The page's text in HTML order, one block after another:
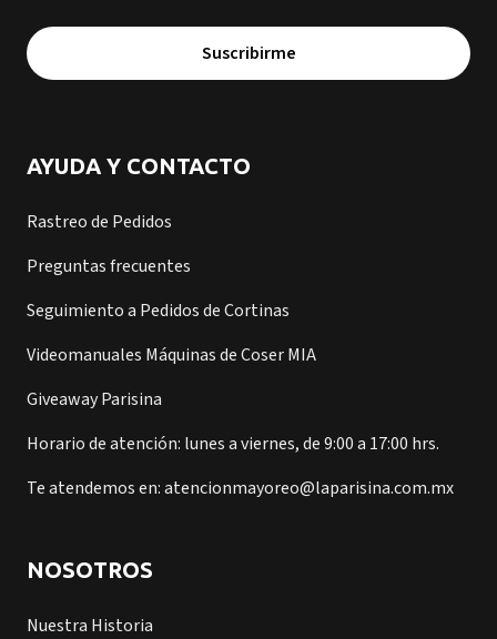
Suscribirme
AYUDA Y CONTACTO
Rastreo de Pedidos
Preguntas frecuentes
Seguimiento a Pedidos de Cortinas
Videomanuales Máquinas de Coser MIA
Giveaway Parisina
Horario de atención: lunes a viernes, de 9:00 a 17:00 hrs.
Te atendemos en: atencionmayoreo@laparisina.com.mx
NOSOTROS
Nuestra Historia